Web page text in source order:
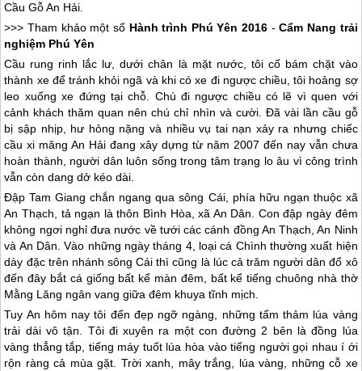
Cầu Gỗ An Hải.
>>> Tham khảo một số Hành trình Phú Yên 2016 -Cẩm Nang trải
nghiệm Phú Yên
Cầu rung rinh lắc lư, dưới chân là mặt nước, tôi cố bám chặt vào
thành xe để tránh khỏi ngã và khi có xe đi ngược chiều, tôi hoảng sợ
leo xuống xe đứng tại chỗ. Chú đi ngược chiều có lẽ vì quen với
cảnh khách thăm quan nên chú chỉ nhìn và cười. Đã vài lần cầu gỗ
bị sập nhịp, hư hỏng nặng và nhiều vụ tai nạn xảy ra nhưng chiếc
cầu xi măng An Hải đang xây dựng từ năm 2007 đến nay vẫn chưa
hoàn thành, người dân luôn sống trong tâm trạng lo âu vì công trình
vẫn còn dang dở kéo dài.
Đập Tam Giang chắn ngang qua sông Cái, phía hữu ngạn thuộc xã
An Thạch, tả ngạn là thôn Bình Hòa, xã An Dân. Con đập ngày đêm
không ngơi nghỉ đưa nước về tưới các cánh đồng An Thạch, An Ninh
và An Dân. Vào những ngày tháng 4, loại cá Chình thường xuất hiện
dày đặc trên nhánh sông Cái thì cũng là lúc cả trăm người dân đổ xô
đến đây bắt cá giống bất kể màn đêm, bất kể tiếng chuông nhà thờ
Mằng Lăng ngân vang giữa đêm khuya tĩnh mịch.
Tuy An hôm nay tôi đến đẹp ngỡ ngàng, những tấm thảm lúa vàng
trải dài vô tận. Tôi đi xuyên ra một con đường 2 bên là đồng lúa
vàng thẳng tắp, tiếng máy tuốt lúa hòa vào tiếng người gọi nhau í ới
rộn ràng cả mùa gặt. Trời xanh, mây trắng, lúa vàng, những cỗ xe